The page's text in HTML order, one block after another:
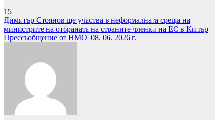
15
Навигация
Димитър Стоянов ще участва в неформалната среща на
министрите на отбраната на страните членки на ЕС в Кипър
Прессъобщение от НМО, 08. 06. 2026 г.